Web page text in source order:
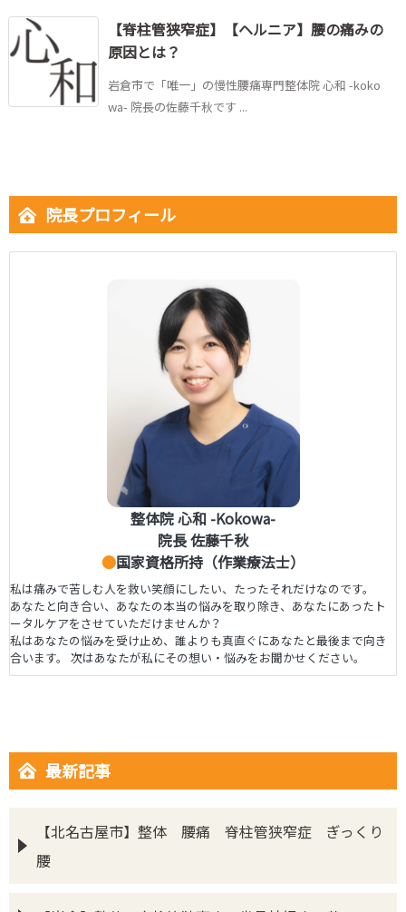
【脊柱管狭窄症】【ヘルニア】腰の痛みの
原因とは？
岩倉市で「唯一」の慢性腰痛専門整体院 心和 -koko
wa- 院長の佐藤千秋です ...
院長プロフィール
整体院 心和 -Kokowa-
院長 佐藤千秋
●国家資格所持（作業療法士）
私は痛みで苦しむ人を救い笑顔にしたい、たったそれだけなのです。
あなたと向き合い、あなたの本当の悩みを取り除き、あなたにあったト
ータルケアをさせていただけませんか？
私はあなたの悩みを受け止め、誰よりも真直ぐにあなたと最後まで向き
合います。 次はあなたが私にその想い・悩みをお聞かせください。
最新記事
【北名古屋市】整体 腰痛 脊柱管狭窄症 ぎっくり
腰